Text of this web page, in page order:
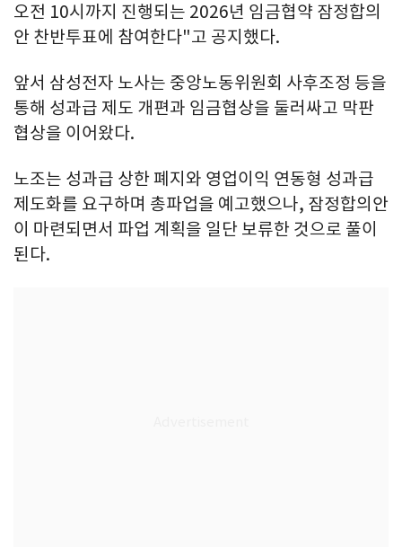
오전 10시까지 진행되는 2026년 임금협약 잠정합의
안 찬반투표에 참여한다"고 공지했다.
앞서 삼성전자 노사는 중앙노동위원회 사후조정 등을
통해 성과급 제도 개편과 임금협상을 둘러싸고 막판
협상을 이어왔다.
노조는 성과급 상한 폐지와 영업이익 연동형 성과급
제도화를 요구하며 총파업을 예고했으나, 잠정합의안
이 마련되면서 파업 계획을 일단 보류한 것으로 풀이
된다.